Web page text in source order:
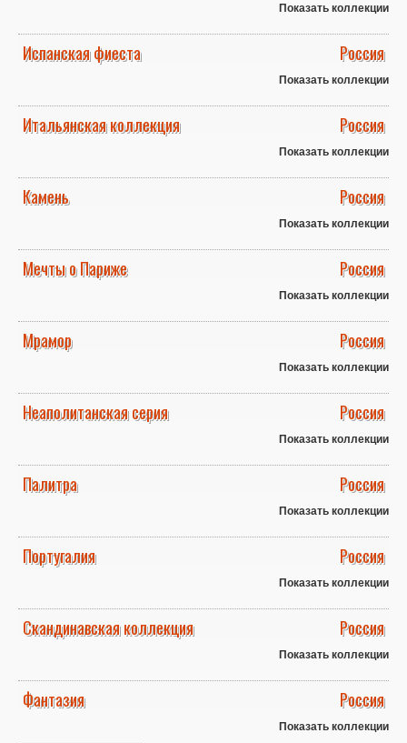
Показать коллекции
Испанская фиеста Россия
Показать коллекции
Итальянская коллекция Россия
Показать коллекции
Камень Россия
Показать коллекции
Мечты о Париже Россия
Показать коллекции
Мрамор Россия
Показать коллекции
Неаполитанская серия Россия
Показать коллекции
Палитра Россия
Показать коллекции
Португалия Россия
Показать коллекции
Скандинавская коллекция Россия
Показать коллекции
Фантазия Россия
Показать коллекции